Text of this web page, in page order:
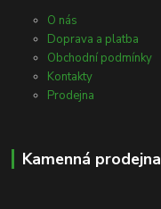
O nás
Doprava a platba
Obchodní podmínky
Kontakty
Prodejna
Kamenná prodejna